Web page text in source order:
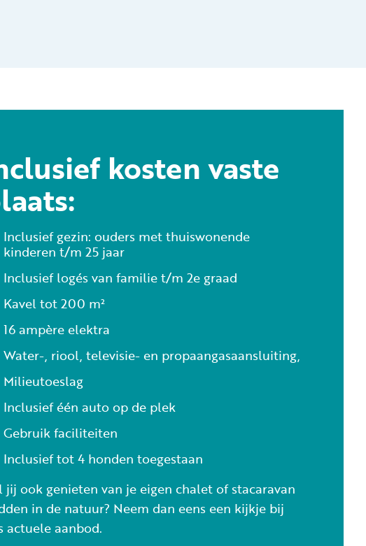
kosten vaste
Inclusief gezin: ouders met thuiswonende
kinderen t/m 25 jaar
Inclusief logés van familie t/m 2e graad
Kavel tot 200 m²
16 ampère elektra
Water-, riool, televisie- en propaangasaansluiting,
Milieutoeslag
Inclusief één auto op de plek
Gebruik faciliteiten
Inclusief tot 4 honden toegestaan
jij ook genieten van je eigen chalet of stacaravan
in de natuur? Neem dan eens een kijkje bij
actuele aanbod.